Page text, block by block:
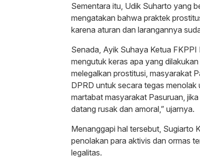
Sementara itu, Udik Suharto yang
mengatakan bahwa praktek
karena aturan dan larangannya
Senada, Ayik Suhaya Ketua
mengutuk keras apa yang
melegalkan prostitusi, masyarakat
DPRD untuk secara tegas menolak
martabat masyarakat Pasuruan,
datang rusak dan amoral,” ujarnya.
Menanggapi hal tersebut, Sugiarto
penolakan para aktivis dan ormas
legalitas.